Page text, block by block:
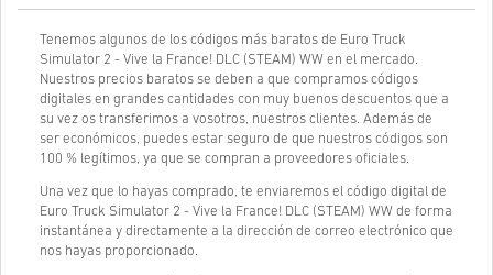
Tenemos algunos de los códigos más baratos de Euro Truck
Simulator 2 - Vive la France! DLC (STEAM) WW en el mercado.
Nuestros precios baratos se deben a que compramos códigos
digitales en grandes cantidades con muy buenos descuentos que a
su vez os transferimos a vosotros, nuestros clientes. Además de
ser económicos, puedes estar seguro de que nuestros códigos son
100 % legítimos, ya que se compran a proveedores oficiales.
Una vez que lo hayas comprado, te enviaremos el código digital de
Euro Truck Simulator 2 - Vive la France! DLC (STEAM) WW de forma
instantánea y directamente a la dirección de correo electrónico que
nos hayas proporcionado.